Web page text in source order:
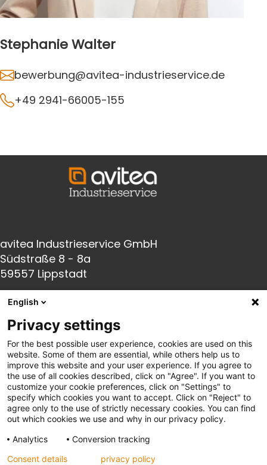
Stephanie Walter
bewerbung@avitea-industrieservice.de
+49 2941-66005-155
avitea Industrieservice GmbH
Südstraße 8 - 8a
59557 Lippstadt
Fon:+49(0) 2941 66005-0
Fax: +49(0) 2941 66005-140
E-Mail:info@avitea-industrieservice.de
Links
Impressum
AGB
English
Privacy settings
For the best possible user experience, cookies are used on this
website. Some of them are essential, while others help us to
improve this website and your user experience. If you agree to
the use of all cookies described, click on "Agree". If you want to
customize your cookie preferences, click on "Settings" to
specify which cookies you want to accept. Click on "Reject" to
agree only to the use of strictly necessary cookies. You can find
out which cookies we use and why in our privacy policy.
Analytics
Conversion tracking
Consent details
privacy policy